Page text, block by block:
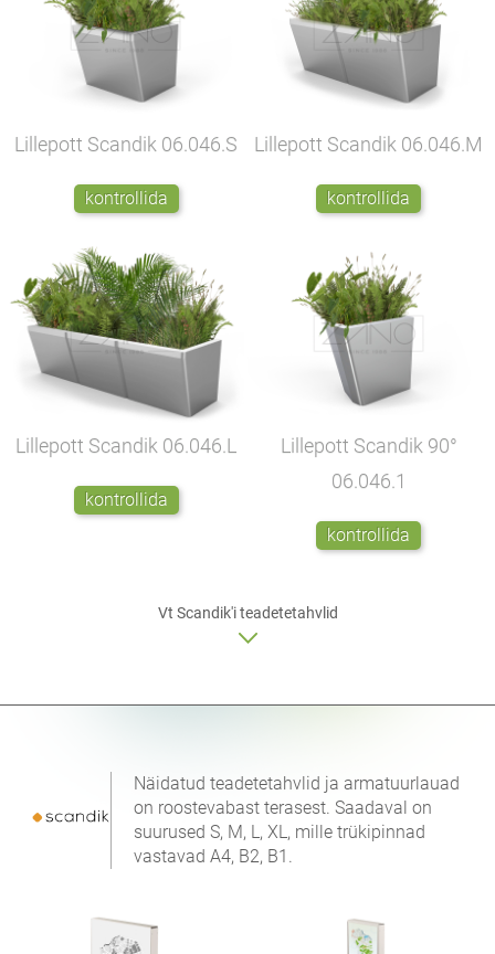
Lillepott Scandik 06.046.S
kontrollida
Lillepott Scandik 06.046.M
kontrollida
Lillepott Scandik 06.046.L
kontrollida
Lillepott Scandik 90°
06.046.1
kontrollida
Vt Scandik'iteadetetahvlid
Näidatud teadetetahvlid ja armatuurlauad
on roostevabast terasest. Saadaval on
suurused S, M, L, XL, mille trükipinnad
vastavad A4, B2, B1.